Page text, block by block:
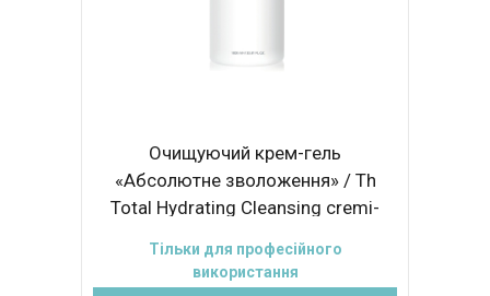
Очищуючий крем-гель
«Абсолютне зволоження» / Th
Total Hydrating Cleansing cremi-
Тільки для професійного
використання